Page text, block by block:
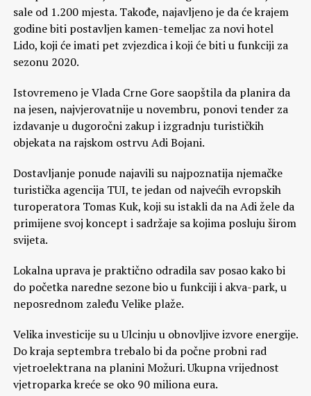
sale od 1.200 mjesta. Takođe, najavljeno je da će krajem
godine biti postavljen kamen-temeljac za novi hotel
Lido, koji će imati pet zvjezdica i koji će biti u funkciji za
sezonu 2020.
Istovremeno je Vlada Crne Gore saopštila da planira da
na jesen, najvjerovatnije u novembru, ponovi tender za
izdavanje u dugoročni zakup i izgradnju turističkih
objekata na rajskom ostrvu Adi Bojani.
Dostavljanje ponude najavili su najpoznatija njemačke
turistička agencija TUI, te jedan od najvećih evropskih
turoperatora Tomas Kuk, koji su istakli da na Adi žele da
primijene svoj koncept i sadržaje sa kojima posluju širom
svijeta.
Lokalna uprava je praktično odradila sav posao kako bi
do početka naredne sezone bio u funkciji i akva-park, u
neposrednom zaleđu Velike plaže.
Velika investicije su u Ulcinju u obnovljive izvore energije.
Do kraja septembra trebalo bi da počne probni rad
vjetroelektrana na planini Možuri. Ukupna vrijednost
vjetroparka kreće se oko 90 miliona eura.